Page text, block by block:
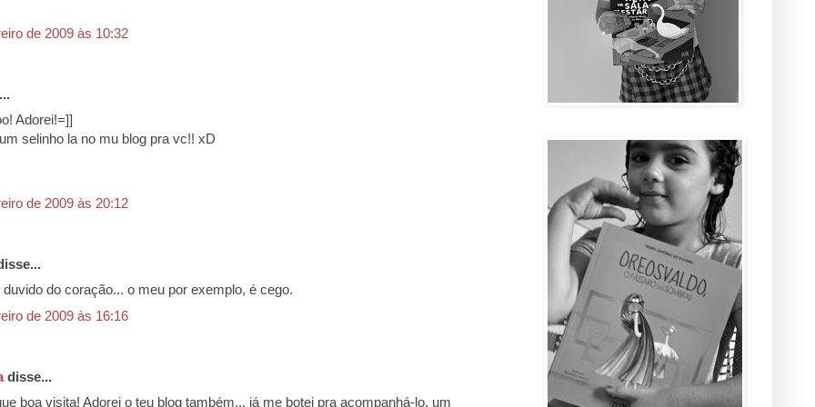
de 2009 às 10:32
Adorei!=]]
selinho la no mu blog pra vc!! xD
de 2009 às 20:12
do coração... o meu por exemplo, é cego.
de 2009 às 16:16
disse...
boa visita! Adorei o teu blog também... já me botei pra acompanhá-lo, um